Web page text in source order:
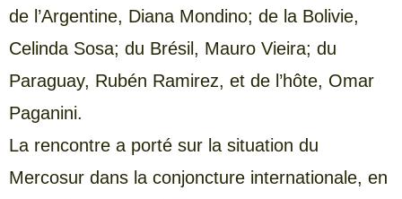
de l’Argentine, Diana Mondino; de la Bolivie,
Celinda Sosa; du Brésil, Mauro Vieira; du
Paraguay, Rubén Ramirez, et de l’hôte, Omar
Paganini.
La rencontre a porté sur la situation du
Mercosur dans la conjoncture internationale, en